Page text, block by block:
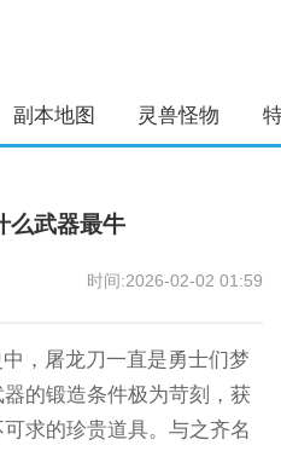
副本地图 灵兽怪物
么武器最牛
时间:2026-02-02 01:59
，屠龙刀一直是勇士们梦
的锻造条件极为苛刻，获
求的珍贵道具。与之齐名